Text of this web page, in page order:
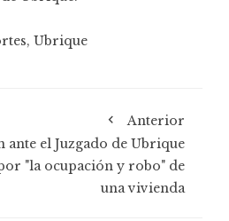
, Ubrique
Anterior
ante el Juzgado de Ubrique
"la ocupación y robo" de
una vivienda